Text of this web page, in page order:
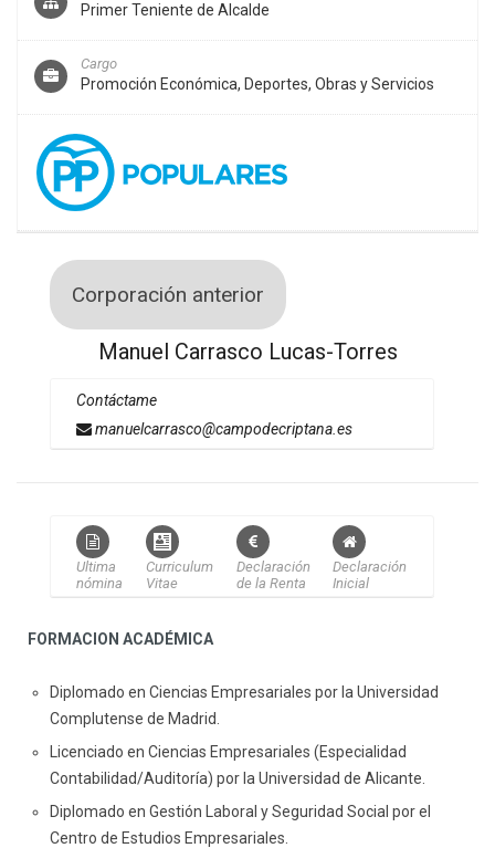
Primer Teniente de Alcalde
Cargo
Promoción Económica, Deportes, Obras y Servicios
Corporación anterior
Manuel Carrasco Lucas-Torres
Contáctame
manuelcarrasco@campodecriptana.es
Ultima
nómina
Curriculum
Vitae
Declaración
de la Renta
Declaración
Inicial
FORMACION ACADÉMICA
Diplomado en Ciencias Empresariales por la Universidad
Complutense de Madrid.
Licenciado en Ciencias Empresariales (Especialidad
Contabilidad/Auditoría) por la Universidad de Alicante.
Diplomado en Gestión Laboral y Seguridad Social por el
Centro de Estudios Empresariales.